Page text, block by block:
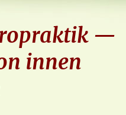
—
innen